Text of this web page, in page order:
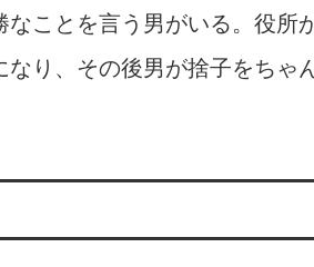
ことを言う男がいる。役所
なり、その後男が捨子をちゃ